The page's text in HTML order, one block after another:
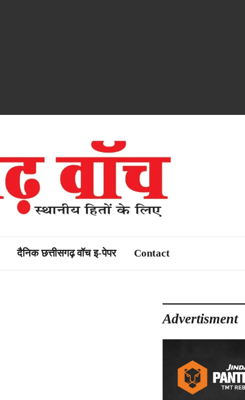
दैनिक छत्तीसगढ़ वॉच इ-पेपर Contact
Advertisment